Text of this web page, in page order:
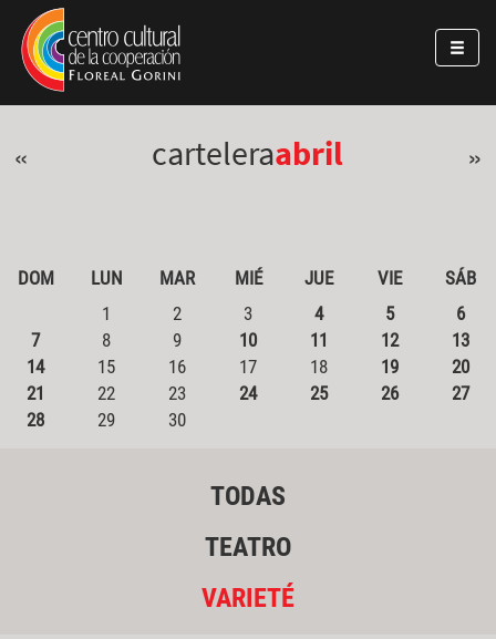
Pasar al contenido principal
Jump to main content
« carteleraabril »
DOM LUN MAR MIÉ JUE VIE
SÁB
1
2 3 4 5
6
7
8 9 10 11 12
13
14
15 16 17 18 19
20
21
22 23 24 25 26
27
28
29 30
TODAS
TEATRO
VARIETÉ